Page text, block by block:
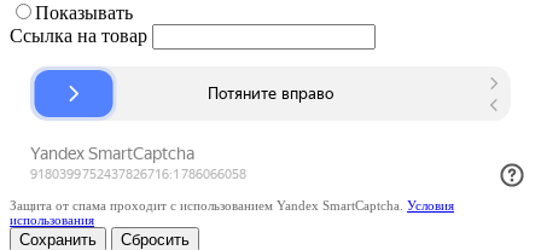
Показывать
Ссылка на товар
Защита от спама проходит с использованием Yandex SmartCaptcha. Условия
использования
Сбросить